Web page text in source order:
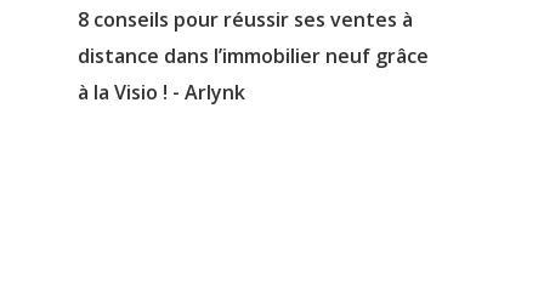
8 conseils pour réussir ses ventes à
distance dans l’immobilier neuf grâce
à la Visio ! - Arlynk